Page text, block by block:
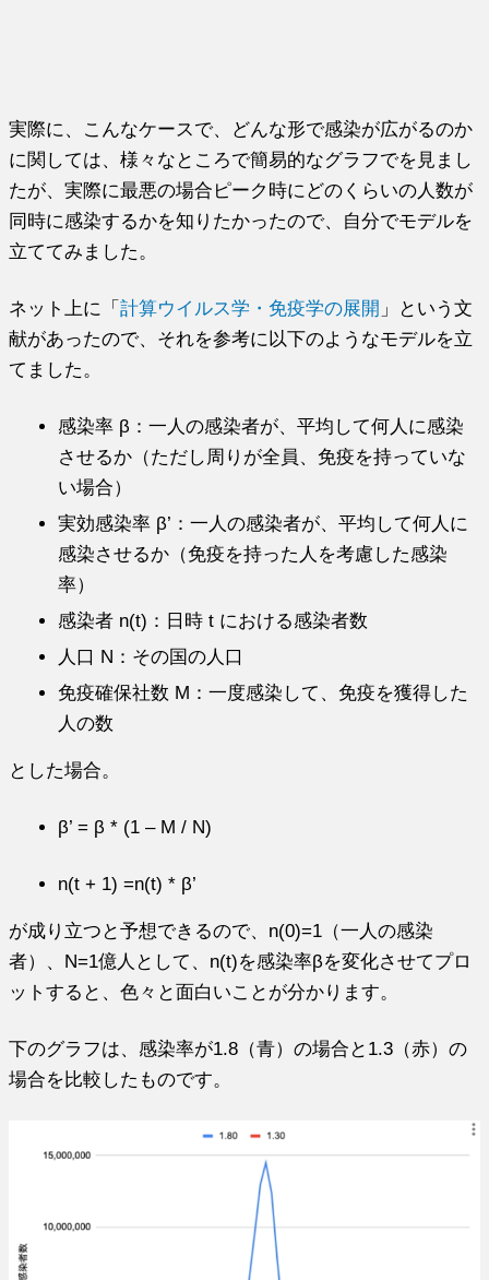
実際に、こんなケースで、どんな形で感染が広がるのか
に関しては、様々なところで簡易的なグラフでを見まし
たが、実際に最悪の場合ピーク時にどのくらいの人数が
同時に感染するかを知りたかったので、自分でモデルを
立ててみました。
ネット上に「計算ウイルス学・免疫学の展開 」という文
献があったので、それを参考に以下のようなモデルを立
てました。
感染率 β：一人の感染者が、平均して何人に感染
させるか（ただし周りが全員、免疫を持っていな
い場合）
実効感染率 β’：一人の感染者が、平均して何人に
感染させるか（免疫を持った人を考慮した感染
率）
感染者 n(t)：日時 t における感染者数
人口 N：その国の人口
免疫確保社数 M：一度感染して、免疫を獲得した
人の数
とした場合。
β’ = β * (1 – M / N)
n(t + 1) =n(t) * β’
が成り立つと予想できるので、n(0)=1（一人の感染
者）、N=1億人として、n(t)を感染率βを変化させてプロ
ットすると、色々と面白いことが分かります。
下のグラフは、感染率が1.8（青）の場合と1.3（赤）の
場合を比較したものです。